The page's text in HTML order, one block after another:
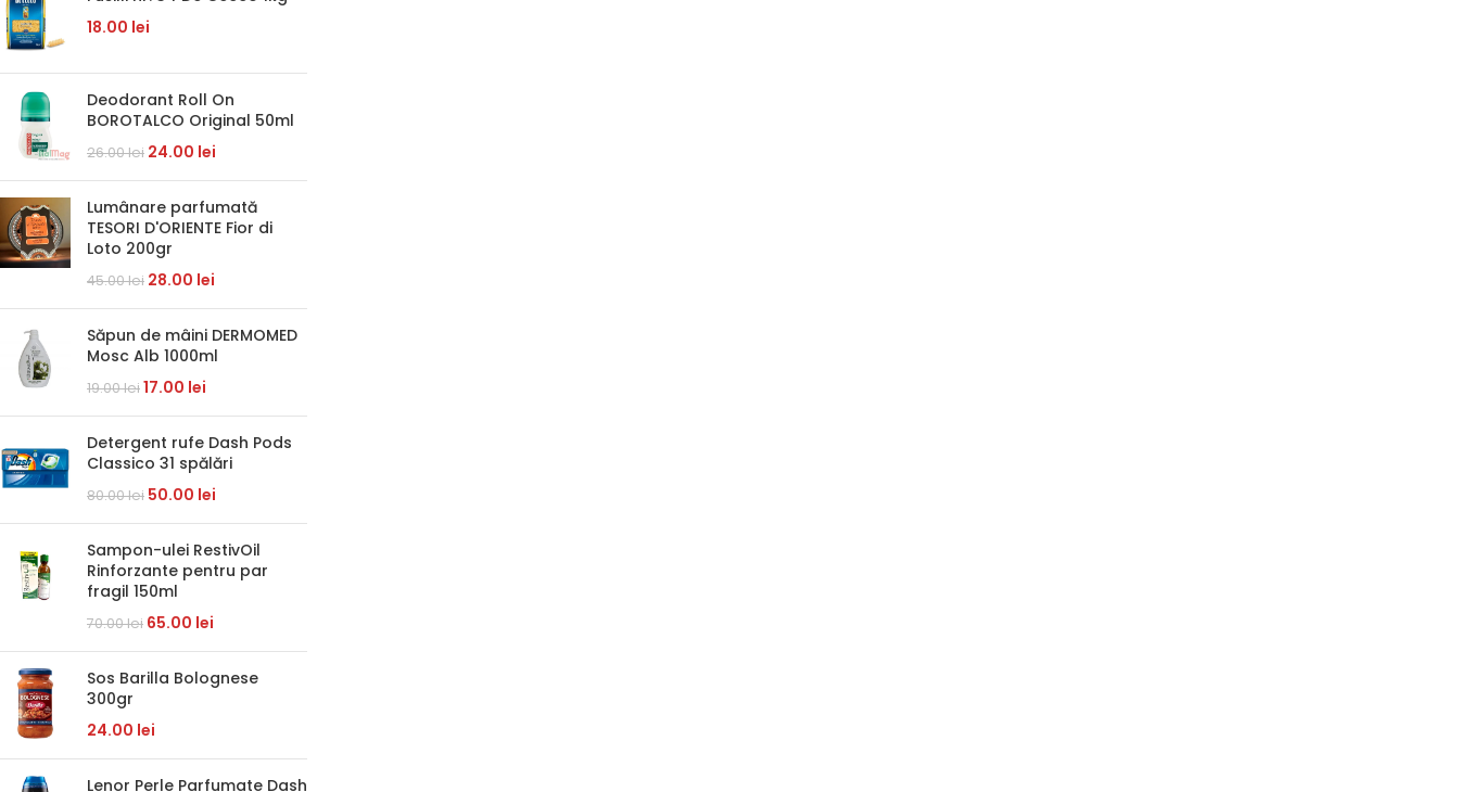
18.00 lei
Deodorant Roll On
BOROTALCO Original 50ml
26.00lei 24.00 lei
Lumânare parfumată
TESORI D'ORIENTE Fior di
Loto 200gr
45.00lei 28.00 lei
Săpun de mâini DERMOMED
Mosc Alb 1000ml
19.00lei17.00 lei
Detergent rufe Dash Pods
Classico 31 spălări
80.00lei 50.00 lei
Sampon-ulei RestivOil
Rinforzante pentru par
fragil 150ml
70.00lei 65.00 lei
Sos Barilla Bolognese
300gr
24.00 lei
Lenor Perle Parfumate Dash